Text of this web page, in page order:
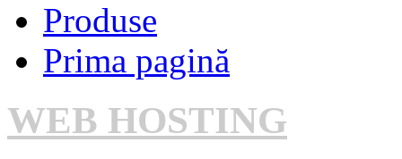
Produse
Prima pagină
WEB HOSTING